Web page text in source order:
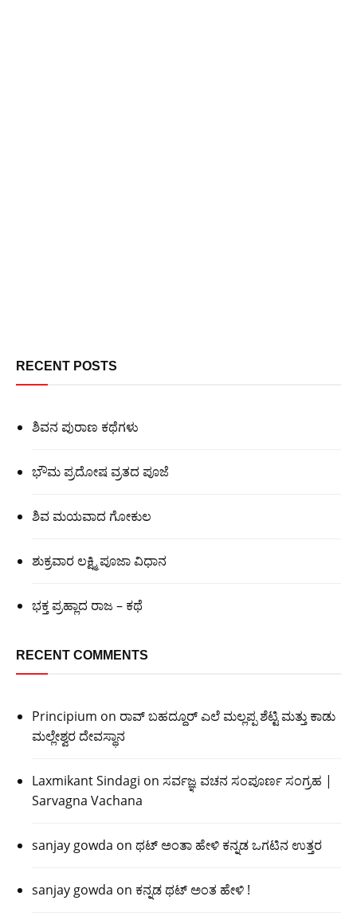
RECENT POSTS
ಶಿವನ ಪುರಾಣ ಕಥೆಗಳು
ಭೌಮ ಪ್ರದೋಷ ವ್ರತದ ಪೂಜೆ
ಶಿವ ಮಯವಾದ ಗೋಕುಲ
ಶುಕ್ರವಾರ ಲಕ್ಷ್ಮಿ ಪೂಜಾ ವಿಧಾನ
ಭಕ್ತ ಪ್ರಹ್ಲಾದ ರಾಜ – ಕಥೆ
RECENT COMMENTS
Principium on ರಾವ್ ಬಹದ್ದೂರ್ ಎಲೆ ಮಲ್ಲಪ್ಪ ಶೆಟ್ಟಿ ಮತ್ತು ಕಾಡು
ಮಲ್ಲೇಶ್ವರ ದೇವಸ್ಥಾನ
Laxmikant Sindagi on ಸರ್ವಜ್ಞ ವಚನ ಸಂಪೂರ್ಣ ಸಂಗ್ರಹ |
Sarvagna Vachana
sanjay gowda on ಥಟ್ ಅಂತಾ ಹೇಳಿ ಕನ್ನಡ ಒಗಟಿನ ಉತ್ತರ
sanjay gowda on ಕನ್ನಡ ಥಟ್ ಅಂತ ಹೇಳಿ !